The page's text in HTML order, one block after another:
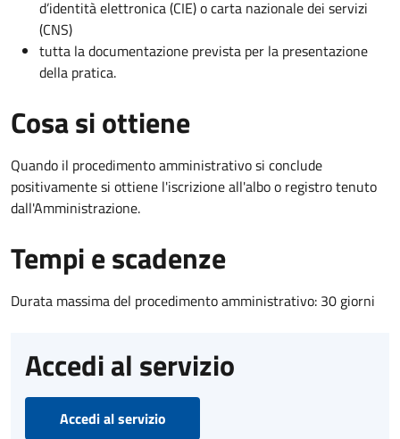
d’identità elettronica (CIE) o carta nazionale dei servizi
(CNS)
tutta la documentazione prevista per la presentazione
della pratica.
Cosa si ottiene
Quando il procedimento amministrativo si conclude
positivamente si ottiene l'iscrizione all'albo o registro tenuto
dall'Amministrazione.
Tempi e scadenze
Durata massima del procedimento amministrativo: 30 giorni
Accedi al servizio
Accedi al servizio